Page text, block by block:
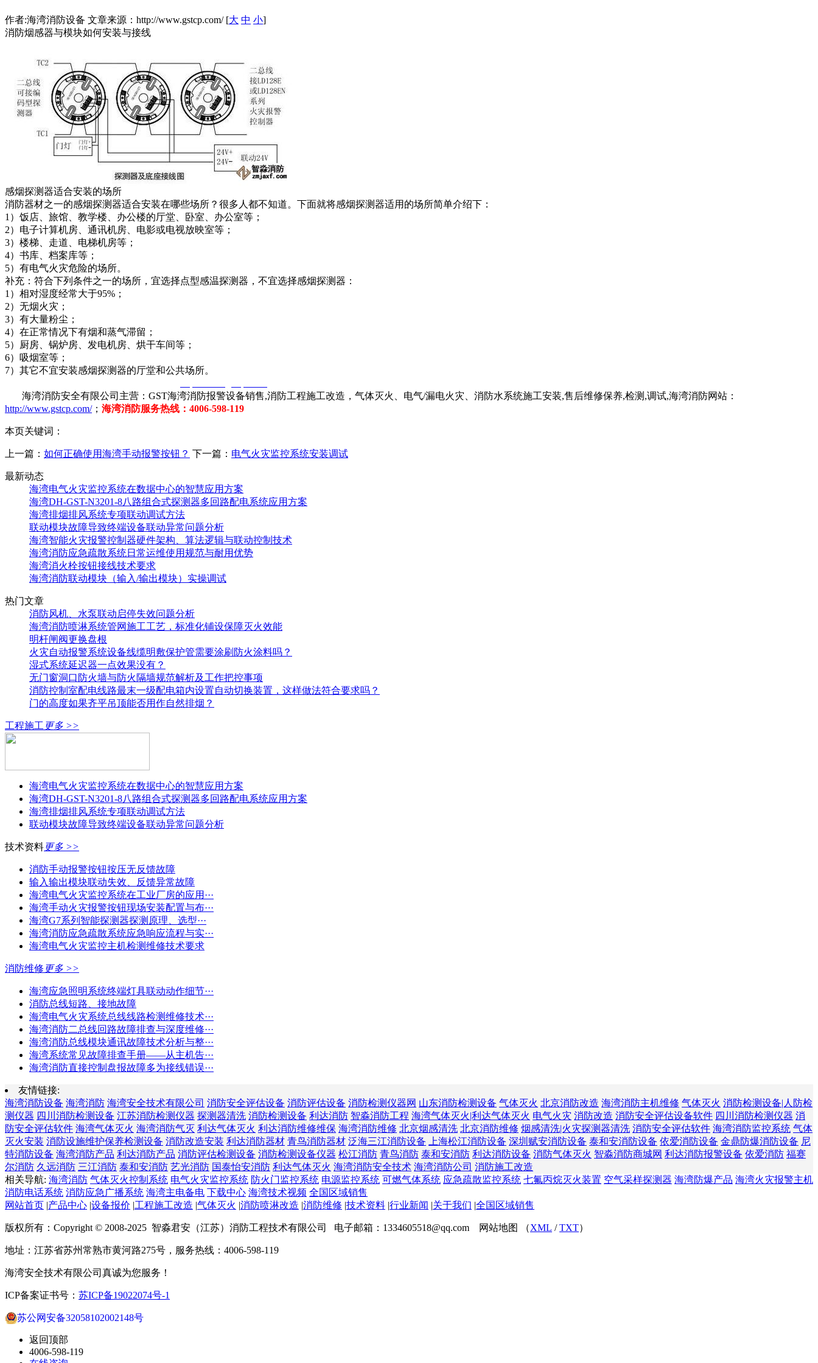
作者:海湾消防设备 文章来源：http://www.gstcp.com/ [大 中 小]
消防烟感器与模块如何安装与接线
感烟探测器适合安装的场所
消防器材之一的感烟探测器适合安装在哪些场所？很多人都不知道。下面就将感烟探测器适用的场所简单介绍下：
1）饭店、旅馆、教学楼、办公楼的厅堂、卧室、办公室等；
2）电子计算机房、通讯机房、电影或电视放映室等；
3）楼梯、走道、电梯机房等；
4）书库、档案库等；
5）有电气火灾危险的场所。
补充：符合下列条件之一的场所，宜选择点型感温探测器，不宜选择感烟探测器：
1）相对湿度经常大于95%；
2）无烟火灾；
3）有大量粉尘；
4）在正常情况下有烟和蒸气滞留；
5）厨房、锅炉房、发电机房、烘干车间等；
6）吸烟室等；
7）其它不宜安装感烟探测器的厅堂和公共场所。
海湾消防安全有限公司主营：GST海湾消防报警设备销售,消防工程施工改造，气体灭火、电气/漏电火灾、消防水系统施工安装,售后维修保养,检测,调试,海湾消防网站：
http://www.gstcp.com/； 海湾消防服务热线：4006-598-119
本页关键词：
上一篇： 如何正确使用海湾手动报警按钮？ 下一篇： 电气火灾监控系统安装调试
最新动态
海湾电气火灾监控系统在数据中心的智慧应用方案
海湾DH-GST-N3201-8八路组合式探测器多回路配电系统应用方案
海湾排烟排风系统专项联动调试方法
联动模块故障导致终端设备联动异常问题分析
海湾智能火灾报警控制器硬件架构、算法逻辑与联动控制技术
海湾消防应急疏散系统日常运维使用规范与耐用优势
海湾消火栓按钮接线技术要求
海湾消防联动模块（输入/输出模块）实操调试
热门文章
消防风机、水泵联动启停失效问题分析
海湾消防喷淋系统管网施工工艺，标准化铺设保障灭火效能
明杆闸阀更换盘根
火灾自动报警系统设备线缆明敷保护管需要涂刷防火涂料吗？
湿式系统延迟器一点效果没有？
无门窗洞口防火墙与防火隔墙规范解析及工作把控事项
消防控制室配电线路最末一级配电箱内设置自动切换装置，这样做法符合要求吗？
门的高度如果齐平吊顶能否用作自然排烟？
工程施工 更多 >>
海湾电气火灾监控系统在数据中心的智慧应用方案
海湾DH-GST-N3201-8八路组合式探测器多回路配电系统应用方案
海湾排烟排风系统专项联动调试方法
联动模块故障导致终端设备联动异常问题分析
技术资料更多 >>
消防手动报警按钮按压无反馈故障
输入输出模块联动失效、反馈异常故障
海湾电气火灾监控系统在工业厂房的应用···
海湾手动火灾报警按钮现场安装配置与布···
海湾G7系列智能探测器探测原理、选型···
海湾消防应急疏散系统应急响应流程与实···
海湾电气火灾监控主机检测维修技术要求
消防维修 更多 >>
海湾应急照明系统终端灯具联动动作细节···
消防总线短路、接地故障
海湾电气火灾系统总线线路检测维修技术···
海湾消防二总线回路故障排查与深度维修···
海湾消防总线模块通讯故障技术分析与整···
海湾系统常见故障排查手册——从主机告···
海湾消防直接控制盘报故障多为接线错误···
友情链接:
海湾消防设备 海湾消防 海湾安全技术有限公司 消防安全评估设备 消防评估设备 消防检测仪器网 山东消防检测设备 气体灭火 北京消防改造 海湾消防主机维修 气体灭火 消防检测设备|人防检
测仪器 四川消防检测设备 江苏消防检测仪器 探测器清洗 消防检测设备 利达消防 智淼消防工程 海湾气体灭火|利达气体灭火 电气火灾 消防改造 消防安全评估设备软件 四川消防检测仪器 消
防安全评估软件 海湾气体灭火 海湾消防气灭 利达气体灭火 利达消防维修维保 海湾消防维修 北京烟感清洗 北京消防维修 烟感清洗|火灾探测器清洗 消防安全评估软件 海湾消防监控系统 气体
灭火安装 消防设施维护保养检测设备 消防改造安装 利达消防器材 青鸟消防器材 泛海三江消防设备 上海松江消防设备 深圳赋安消防设备 泰和安消防设备 依爱消防设备 金鼎防爆消防设备 尼
特消防设备 海湾消防产品 利达消防产品 消防评估检测设备 消防检测设备仪器 松江消防 青鸟消防 泰和安消防 利达消防设备 消防气体灭火 智淼消防商城网 利达消防报警设备 依爱消防 福赛
尔消防 久远消防 三江消防 泰和安消防 艺光消防 国泰怡安消防 利达气体灭火 海湾消防安全技术 海湾消防公司 消防施工改造
相关导航: 海湾消防 气体灭火控制系统 电气火灾监控系统 防火门监控系统 电源监控系统 可燃气体系统 应急疏散监控系统 七氟丙烷灭火装置 空气采样探测器 海湾防爆产品 海湾火灾报警主机
消防电话系统 消防应急广播系统 海湾主电备电 下载中心 海湾技术视频 全国区域销售
网站首页 |产品中心 |设备报价 |工程施工改造 |气体灭火 |消防喷淋改造 |消防维修 |技术资料 |行业新闻 |关于我们 |全国区域销售
版权所有：Copyright © 2008-2025 智淼君安（江苏）消防工程技术有限公司 电子邮箱：1334605518@qq.com 网站地图 （XML /TXT）
地址：江苏省苏州常熟市黄河路275号，服务热线：4006-598-119
海湾安全技术有限公司真诚为您服务！
ICP备案证书号： 苏ICP备19022074号-1
苏公网安备32058102002148号
返回顶部
4006-598-119